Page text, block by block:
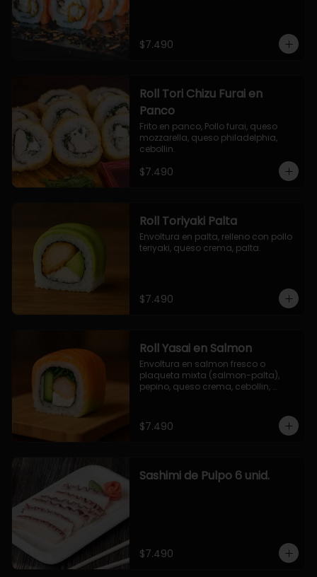
$7.490
Roll Tori Chizu Furai en
Panco
Frito en panco, Pollo furai, queso
mozzarella, queso philadelphia,
cebollin.
$7.490
Roll Toriyaki Palta
Envoltura en palta, relleno con pollo
teriyaki, queso crema, palta.
$7.490
Roll Yasai en Salmon
Envoltura en salmon fresco o
plaqueta mixta (salmon-palta),
pepino, queso crema, cebollin,
$7.490
Sashimi de Pulpo 6 unid.
$7.490